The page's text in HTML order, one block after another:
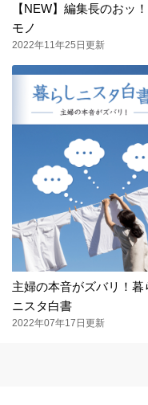
【NEW】編集長のおッ
モノ
2022年11年25日更新
主婦の本音がズバリ！暮
ニスタ白書
2022年07年17日更新